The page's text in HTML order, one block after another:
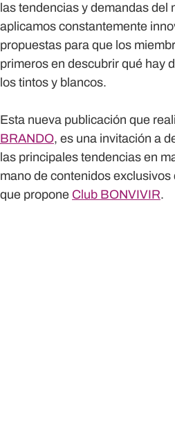
las tendencias y demandas del
aplicamos constantemente
propuestas para que los
primeros en descubrir qué hay
los tintos y blancos.
Esta nueva publicación que
BRANDO, es una invitación a
las principales tendencias en
mano de contenidos
que propone Club BONVIVIR.